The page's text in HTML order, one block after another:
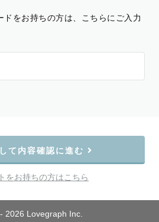
ドをお持ちの方は、こちらにご入力
て内容確認に進む
をお持ちの方はこちら
2026 Lovegraph Inc.